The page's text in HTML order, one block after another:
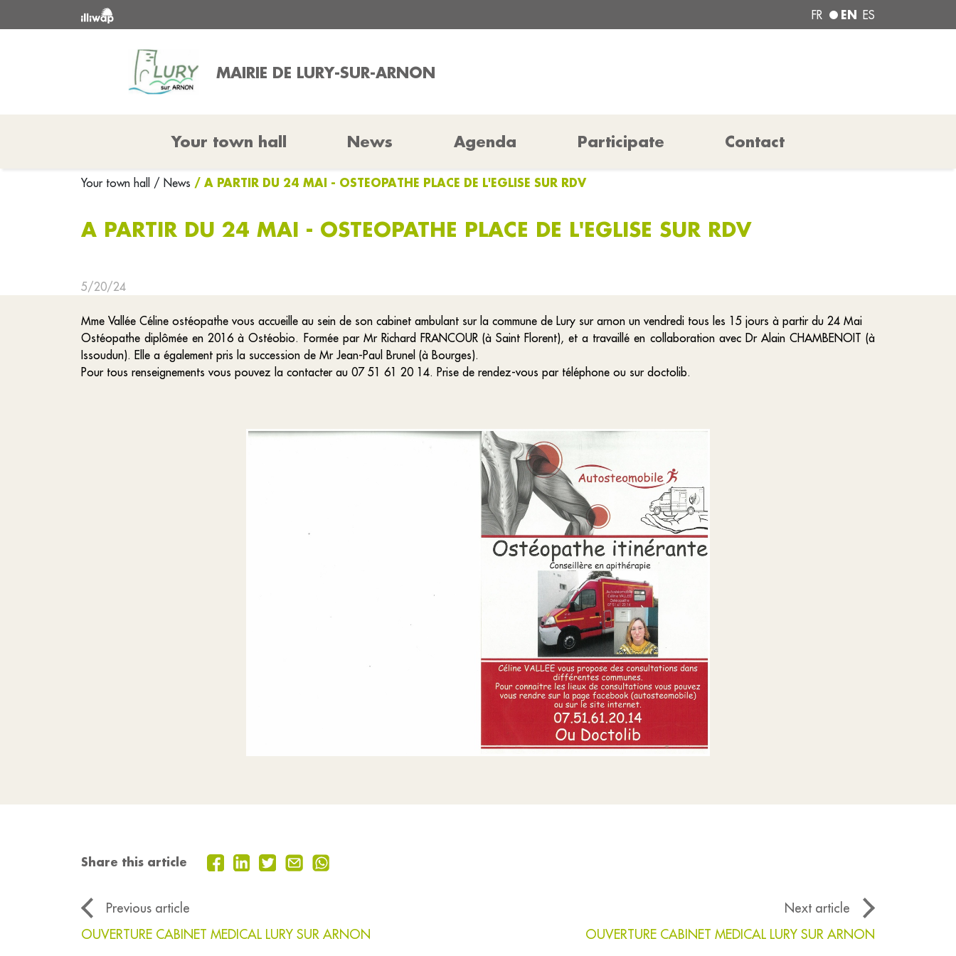
FR EN ES
MAIRIE DE LURY-SUR-ARNON
Your town hall News Agenda Participate Contact
Your town hall / News / A PARTIR DU 24 MAI - OSTEOPATHE PLACE DE L'EGLISE SUR RDV
A PARTIR DU 24 MAI - OSTEOPATHE PLACE DE L'EGLISE SUR RDV
5/20/24
Mme Vallée Céline ostéopathe vous accueille au sein de son cabinet ambulant sur la commune de Lury sur arnon un vendredi tous les 15 jours à partir du 24 Mai
Ostéopathe diplômée en 2016 à Ostéobio. Formée par Mr Richard FRANCOUR (à Saint Florent), et a travaillé en collaboration avec Dr Alain CHAMBENOIT (à
Issoudun). Elle a également pris la succession de Mr Jean-Paul Brunel (à Bourges).
Pour tous renseignements vous pouvez la contacter au 07 51 61 20 14. Prise de rendez-vous par téléphone ou sur doctolib.
Share this article
Previous article
Next article
OUVERTURE CABINET MEDICAL LURY SUR ARNON
OUVERTURE CABINET MEDICAL LURY SUR ARNON